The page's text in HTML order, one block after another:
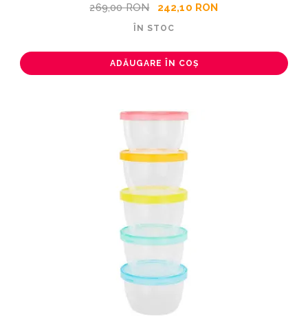
269,00 RON 242,10 RON
ÎN STOC
ADĂUGARE ÎN COȘ